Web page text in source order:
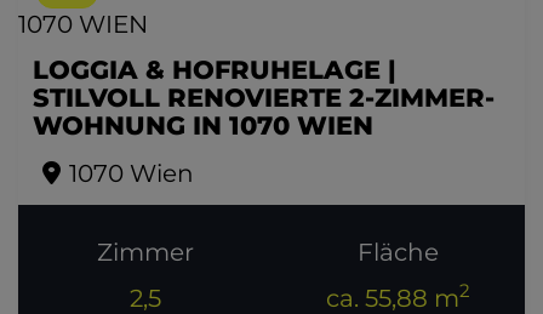
LOGGIA & HOFRUHELAGE |
STILVOLL RENOVIERTE 2-ZIMMER-
WOHNUNG IN 1070 WIEN
1070 Wien
Zimmer
2,5
Fläche
ca. 55,88 m2